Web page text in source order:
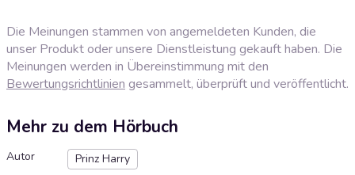
Die Meinungen stammen von angemeldeten Kunden, die
unser Produkt oder unsere Dienstleistung gekauft haben. Die
Meinungen werden in Übereinstimmung mit den
Bewertungsrichtlinien gesammelt, überprüft und veröffentlicht.
Mehr zu dem Hörbuch
Autor
Prinz Harry